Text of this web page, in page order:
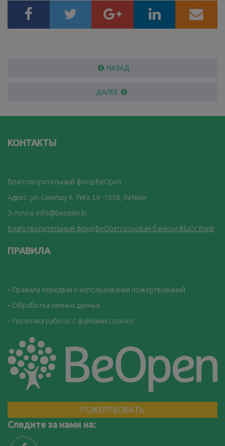
НАЗАД
ДАЛЕЕ
КОНТАКТЫ
Благотворительный фонд BeOpen
Адрес: ул. Смилшу 6, Рига, LV -1050, Латвия
Э-почта: info@beopen.lv
Благотворительный фонд BeOpen основан банком BluOr Bank
ПРАВИЛА
– Правила передачи и использования пожертвований
– Обработка личных данных
– Политика работы с файлами cookies
ПОЖЕРТВОВАТЬ
Следите за нами на: